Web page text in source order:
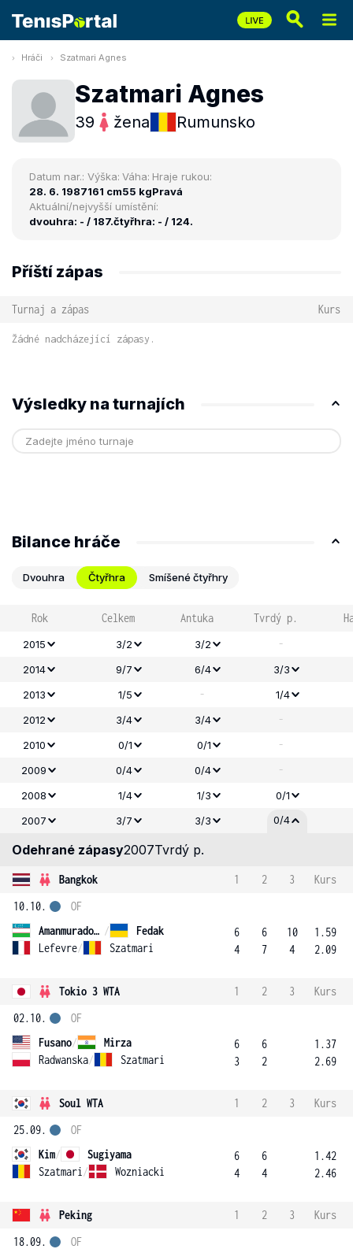
Hráči Szatmari Agnes
Szatmari Agnes
39 žena Rumunsko
Datum nar.:
28. 6. 1987
Výška:
161 cm
Váha:
55 kg
Hraje rukou:
Pravá
Aktuální/nejvyšší umístění:
dvouhra: - / 187.čtyřhra: - / 124.
Příští zápas
Turnaj a zápas Kurs
Žádné nadcházející zápasy.
Výsledky na turnajích
Bilance hráče
Dvouhra Čtyřhra Smíšené čtyřhry
Rok Celkem Antuka Tvrdý p.
2015 3/2 3/2 -
2014 9/7 6/4
3/3
2013
1/5 -
1/4
2012
3/4 3/4 -
2010 0/1 0/1 -
2009 0/4 0/4 -
2008 1/4 1/3
0/1
2007
3/7 3/3 0/4
Odehrané zápasy2007Tvrdý p.
Bangkok 1 2 3
Kurs
10.10.
Amanmuradova /
Fedak
Lefevre/ Szatmari
OF
6
4
6
7
10
4
1.59
2.09
Tokio 3 WTA 1 2 3
Kurs
02.10.
Fusano/
Mirza
Radwanska/ Szatmari
OF
6
3
6
2
1.37
2.69
Soul WTA 1 2 3
Kurs
25.09.
Kim/
Sugiyama
Szatmari / Wozniacki
OF
6
4
6
4
1.42
2.46
Peking 1 2 3
Kurs
18.09.
OF